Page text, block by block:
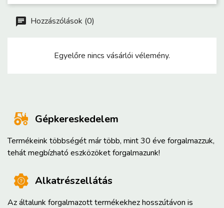
Hozzászólások (0)
Egyelőre nincs vásárlói vélemény.
Gépkereskedelem
Termékeink többségét már több, mint 30 éve forgalmazzuk,
tehát megbízható eszközöket forgalmazunk!
Alkatrészellátás
Az általunk forgalmazott termékekhez hosszútávon is